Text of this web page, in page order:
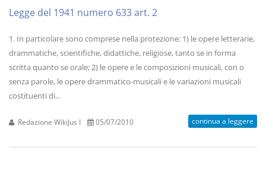
Legge del 1941 numero 633 art. 2
1. In particolare sono comprese nella protezione: 1) le opere letterarie,
drammatiche, scientifiche, didattiche, religiose, tanto se in forma
scritta quanto se orale; 2) le opere e le composizioni musicali, con o
senza parole, le opere drammatico-musicali e le variazioni musicali
costituenti di...
Redazione WikiJus I 05/07/2010 continua a leggere